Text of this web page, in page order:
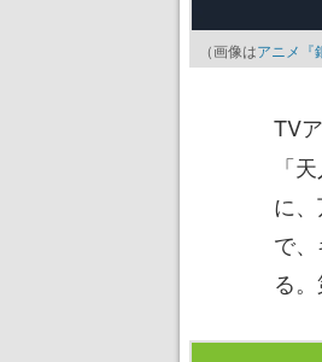
（画像はアニメ『
TV
「
に
で
る